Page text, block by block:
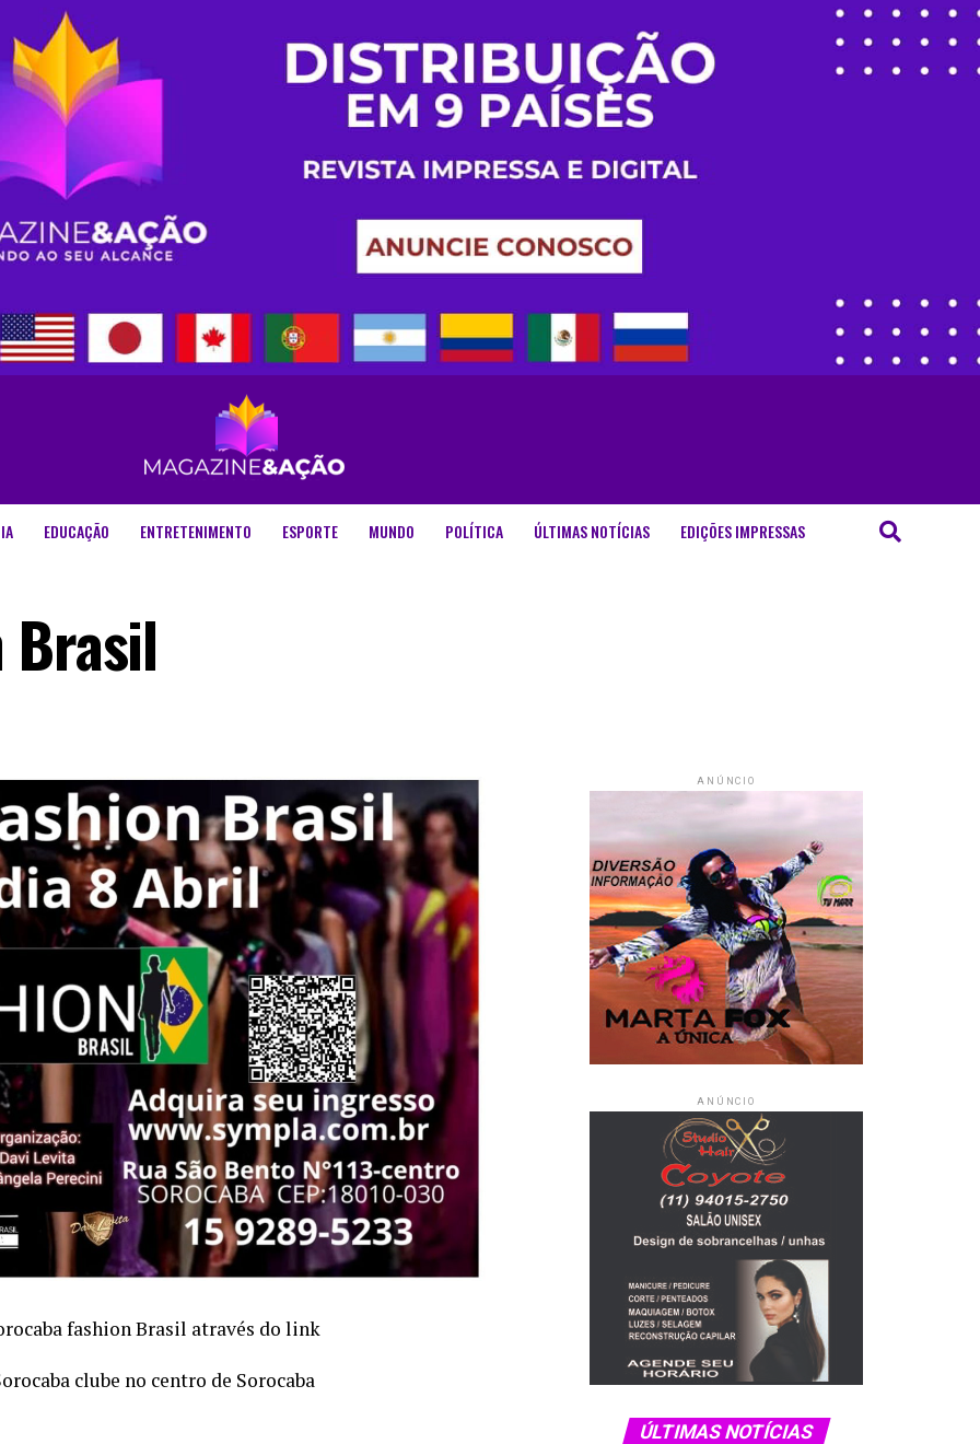
EDUCAÇÃO ENTRETENIMENTO ESPORTE MUNDO POLÍTICA ÚLTIMAS NOTÍCIAS EDIÇÕES IMPRESSAS
Brasil
fashion Brasil através do link
clube no centro de Sorocaba
ANÚNCIO
ANÚNCIO
ÚLTIMAS NOTÍCIAS